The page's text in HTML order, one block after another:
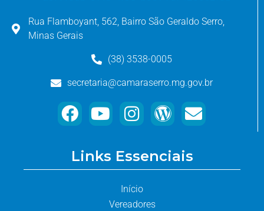
Rua Flamboyant, 562, Bairro São Geraldo Serro,
Minas Gerais
(38) 3538-0005
secretaria@camaraserro.mg.gov.br
Links Essenciais
Início
Vereadores